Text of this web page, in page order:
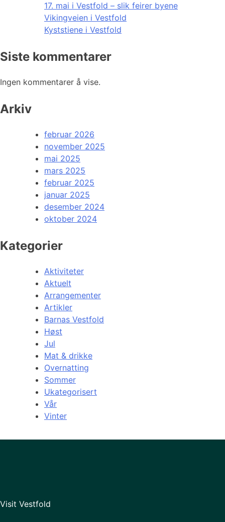
17. mai i Vestfold – slik feirer byene
Vikingveien i Vestfold
Kyststiene i Vestfold
Siste kommentarer
Ingen kommentarer å vise.
Arkiv
februar 2026
november 2025
mai 2025
mars 2025
februar 2025
januar 2025
desember 2024
oktober 2024
Kategorier
Aktiviteter
Aktuelt
Arrangementer
Artikler
Barnas Vestfold
Høst
Jul
Mat & drikke
Overnatting
Sommer
Ukategorisert
Vår
Vinter
Visit Vestfold